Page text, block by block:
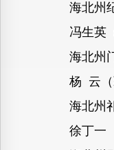
海北州
冯生英
海北州
杨 云（
海北州
徐丁一